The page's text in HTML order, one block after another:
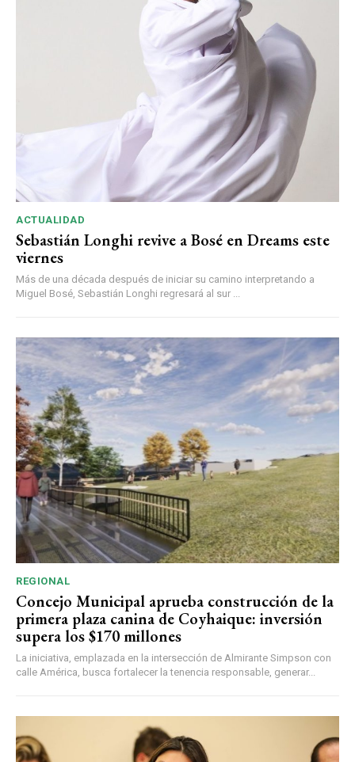
ACTUALIDAD
Sebastián Longhi revive a Bosé en Dreams este
viernes
Más de una década después de iniciar su camino interpretando a
Miguel Bosé, Sebastián Longhi regresará al sur ...
REGIONAL
Concejo Municipal aprueba construcción de la
primera plaza canina de Coyhaique: inversión
supera los $170 millones
La iniciativa, emplazada en la intersección de Almirante Simpson con
calle América, busca fortalecer la tenencia responsable, generar...